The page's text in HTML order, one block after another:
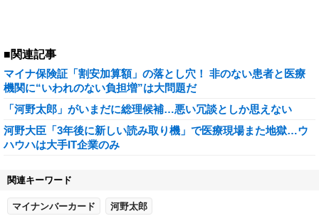
■関連記事
マイナ保険証「割安加算額」の落とし穴！ 非のない患者と医療
機関に“いわれのない負担増”は大問題だ
「河野太郎」がいまだに総理候補…悪い冗談としか思えない
河野大臣「3年後に新しい読み取り機」で医療現場また地獄…ウ
ハウハは大手IT企業のみ
関連キーワード
マイナンバーカード 河野太郎